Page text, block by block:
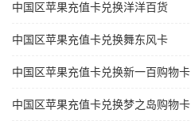
中国区苹果充值卡兑换洋洋百货
中国区苹果充值卡兑换舞东风卡
中国区苹果充值卡兑换新一百购物卡
中国区苹果充值卡兑换梦之岛购物卡